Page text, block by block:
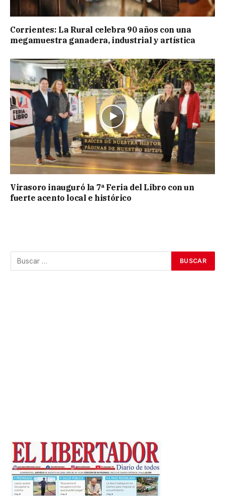
Corrientes: La Rural celebra 90 años con una
megamuestra ganadera, industrial y artística
Virasoro inauguró la 7ª Feria del Libro con un
fuerte acento local e histórico